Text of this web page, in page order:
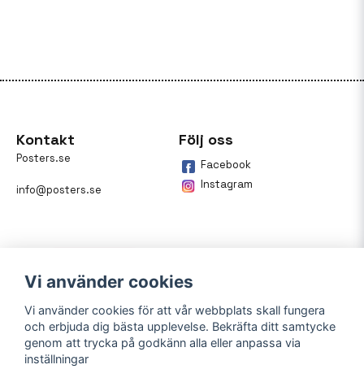
Kontakt
Posters.se
info@posters.se
Följ oss
Facebook
Instagram
Betalning
På posters.se kan du enkelt
Vi använder cookies
Vi använder cookies för att vår webbplats skall fungera
och erbjuda dig bästa upplevelse. Bekräfta ditt samtycke
genom att trycka på godkänn alla eller anpassa via
inställningar